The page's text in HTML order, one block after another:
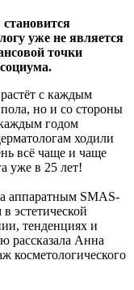
уже не является
точки
с каждым
но и со стороны
годом
ходили
всё чаще и чаще
уже в 25 лет!
аппаратным SMAS-
эстетической
тенденциях и
рассказала Анна
косметологического